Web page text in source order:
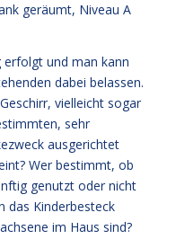
geräumt, Niveau A
und man kann
dabei belassen.
vielleicht sogar
sehr
ausgerichtet
Wer bestimmt, ob
genutzt oder nicht
das Kinderbesteck
im Haus sind?